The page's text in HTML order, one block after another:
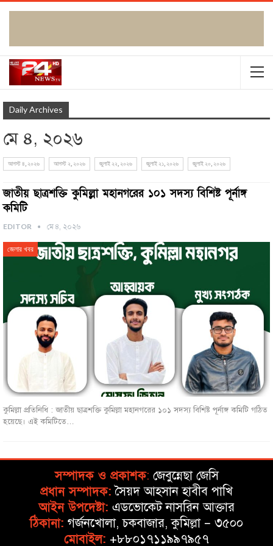
Daily Archives
মে ৪, ২০২৬
আগস্ট ৪, ২০২৬ আগস্ট ২, ২০২৬ জুলাই ২২, ২০২৬ জুলাই ২১, ২০২৬ জুলাই ২০, ২০২৬
জাতীয় ছাত্রশক্তি কুমিল্লা মহানগরের ১০১ সদস্য বিশিষ্ট পূর্নাঙ্গ
কমিটি
EDITOR মে ৪, ২০২৬
জেলার খবর
কুমিল্লা প্রতিনিধি : জাতীয় ছাত্রশক্তি কুমিল্লা মহানগরের ১০১ সদস্য বিশিষ্ট পূর্নাঙ্গ কমিটি গঠিত
হয়েছে। এই কমিটিতে…
সম্পাদক ও প্রকাশক: জেবুন্নেছা জেসি
প্রধান সম্পাদক: সৈয়দ আহসান হাবীব পাখি
আইন উপদেষ্টা: এডভোকেট নাসরিন আক্তার
ঠিকানা: গর্জনখোলা, চকবাজার, কুমিল্লা – ৩৫০০
মোবাইল: +৮৮০১৭১১৯৯৭৯৫৭